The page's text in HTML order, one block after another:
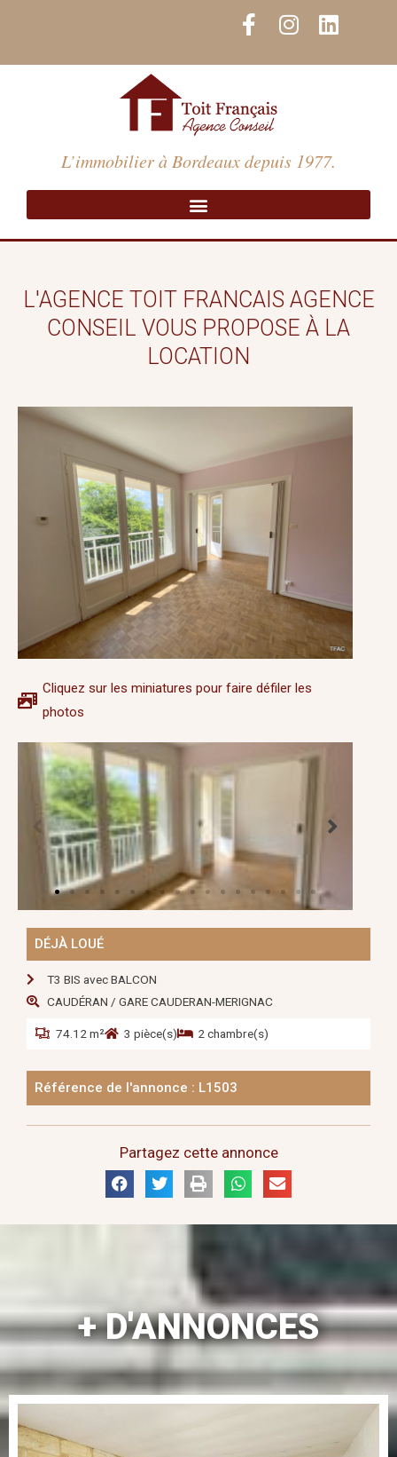
F
a
c
b
o
o
k
-
f
I
n
s
a
m
L
i
n
i
n
L’immobilier à Bordeaux depuis 1977.
L'AGENCE TOIT FRANCAIS AGENCE
CONSEIL VOUS PROPOSE À LA
LOCATION
Cliquez sur les miniatures pour faire défiler les
photos
DÉJÀ LOUÉ
T3 BIS avec BALCON
CAUDÉRAN / GARE CAUDERAN-MERIGNAC
74.12 m² 3 pièce(s) 2 chambre(s)
Référence de l'annonce : L1503
Partagez cette annonce
+ D'ANNONCES